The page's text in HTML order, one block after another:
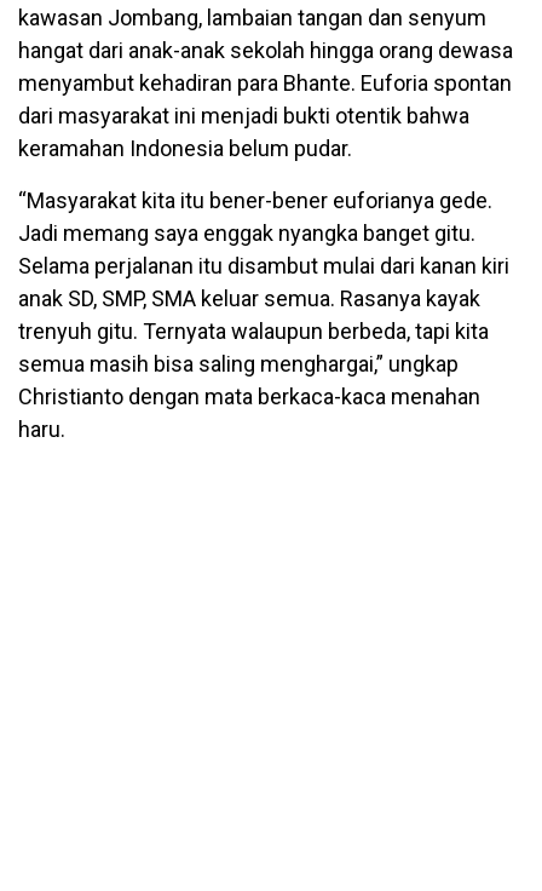
kawasan Jombang, lambaian tangan dan senyum
hangat dari anak-anak sekolah hingga orang dewasa
menyambut kehadiran para Bhante. Euforia spontan
dari masyarakat ini menjadi bukti otentik bahwa
keramahan Indonesia belum pudar.
“Masyarakat kita itu bener-bener euforianya gede.
Jadi memang saya enggak nyangka banget gitu.
Selama perjalanan itu disambut mulai dari kanan kiri
anak SD, SMP, SMA keluar semua. Rasanya kayak
trenyuh gitu. Ternyata walaupun berbeda, tapi kita
semua masih bisa saling menghargai,” ungkap
Christianto dengan mata berkaca-kaca menahan
haru.